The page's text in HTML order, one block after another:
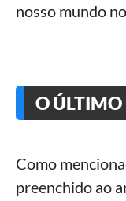
nosso mundo
O ÚLTIMO
Como
preenchido ao